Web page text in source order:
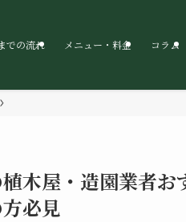
での流れ メニュー・料金 コラム
木屋・造園業者
必見